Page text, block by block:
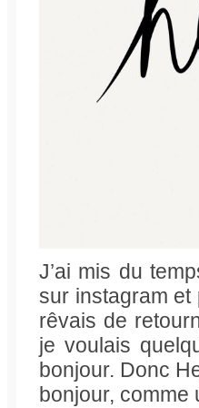
J’ai mis du
sur instagram et
rêvais de
je voulais
bonjour. Donc
bonjour, comme